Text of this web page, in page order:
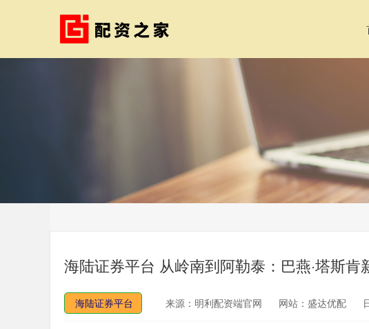
海陆证券平台 从岭南到阿勒泰：巴燕·塔斯
海陆证券平台 来源：明利配资端官网 网站：盛达优配